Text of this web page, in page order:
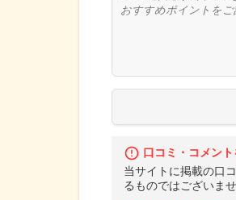
口コミ・コメン
当サイトに掲載の口
るものではございま